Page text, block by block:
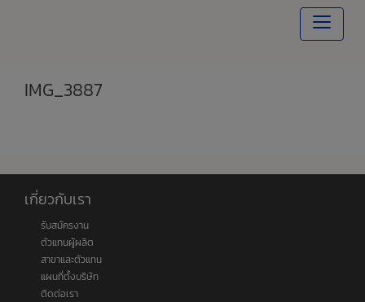
IMG_3887
เกี่ยวกับเรา
รับสมัครงาน
ตัวแทนผู้ผลิต
สาขาและตัวแทน
แผนที่ตั้งบริษัท
ติดต่อเรา